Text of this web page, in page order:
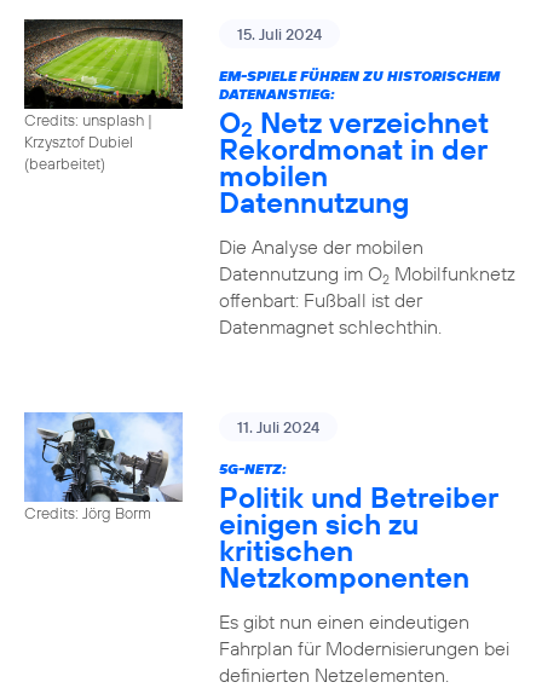
Credits: unsplash |
Krzysztof Dubiel
(bearbeitet)
15. Juli 2024
EM-SPIELE FÜHREN ZU HISTORISCHEM
DATENANSTIEG:
O2 Netz verzeichnet
Rekordmonat in der
mobilen
Datennutzung
Die Analyse der mobilen
Datennutzung im O2Mobilfunknetz
offenbart: Fußball ist der
Datenmagnet schlechthin.
Credits: Jörg Borm
11. Juli 2024
5G-NETZ:
Politik und Betreiber
einigen sich zu
kritischen
Netzkomponenten
Es gibt nun einen eindeutigen
Fahrplan für Modernisierungen bei
definierten Netzelementen.